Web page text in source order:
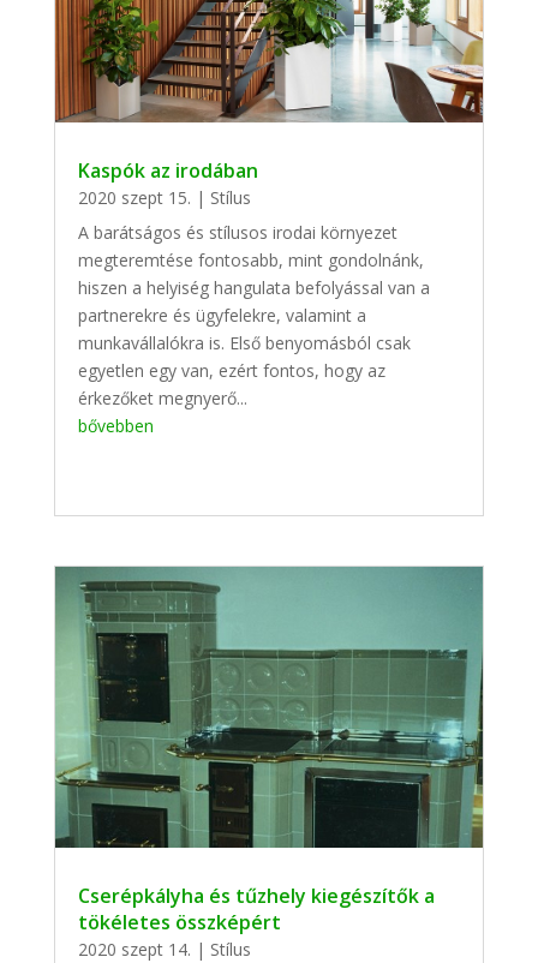
Kaspók az irodában
2020 szept 15. | Stílus
A barátságos és stílusos irodai környezet
megteremtése fontosabb, mint gondolnánk,
hiszen a helyiség hangulata befolyással van a
partnerekre és ügyfelekre, valamint a
munkavállalókra is. Első benyomásból csak
egyetlen egy van, ezért fontos, hogy az
érkezőket megnyerő...
bővebben
Cserépkályha és tűzhely kiegészítők a
tökéletes összképért
2020 szept 14. | Stílus